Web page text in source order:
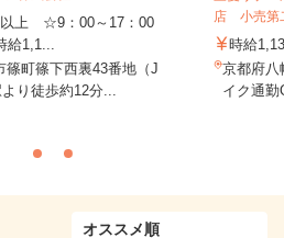
以上 ☆9：00～17：00
給1,1...
篠町篠下西裏43番地（J
り徒歩約12分...
店 小売第
時給
京都府八
イク通